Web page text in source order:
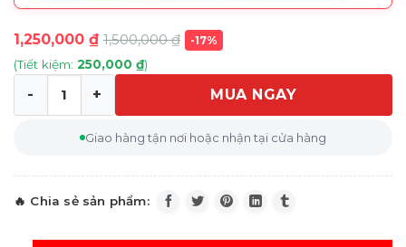
1,250,000 ₫ 1,500,000₫ -17%
(Tiết kiệm: 250,000 ₫)
Bình giữ nhiệt Emsa CAMPO Isolierkanne Quick Tip,
MUA NGAY
Giao hàng tận nơi hoặc nhận tại cửa hàng